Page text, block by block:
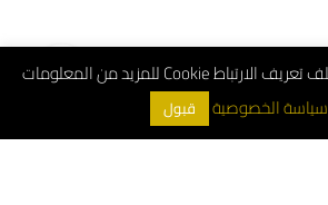
هذا الموقع يستخدم ملف تعريف الارتباط Cookie للمزيد من المعلومات
سياسة الخصوصية قبول